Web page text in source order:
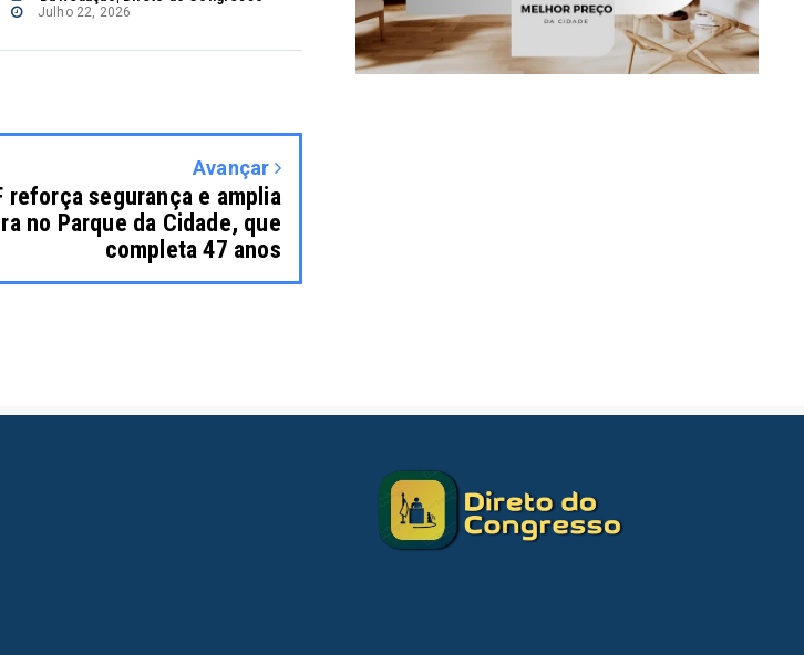
Julho 22, 2026
Avançar
reforça segurança e amplia
no Parque da Cidade, que
completa 47 anos